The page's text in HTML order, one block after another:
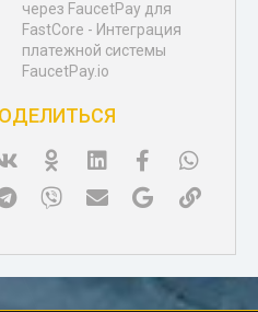
через FaucetPay для
FastCore - Интеграция
платежной системы
FaucetPay.io
Linked InFacebook
TelegramViber Электронная почта
Google